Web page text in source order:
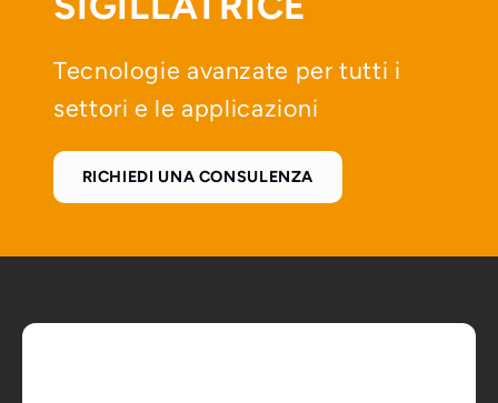
Tecnologie avanzate per tutti i
settori e le applicazioni
RICHIEDI UNA CONSULENZA